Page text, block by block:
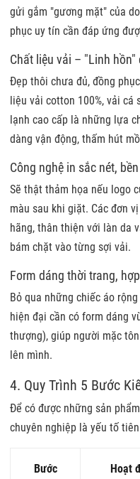
gửi gắm "gương mặt" của
phục uy tín cần đáp ứng
Chất liệu vải – "Linh hồn"
Đẹp thôi chưa đủ, đồng
liệu vải cotton 100%, vải cá
lạnh cao cấp là những lựa
dàng vận động, thấm hút
Công nghệ in sắc nét,
Sẽ thật thảm họa nếu logo
màu sau khi giặt. Các đơn
hãng, thân thiện với làn da
bám chặt vào từng sợi vải.
Form dáng thời trang,
Bỏ qua những chiếc áo
hiện đại cần có form dáng
thượng), giúp người mặc
lên mình.
4. Quy Trình 5 Bước
Để có được những sản
chuyên nghiệp là yếu tố
Bước Hoạt